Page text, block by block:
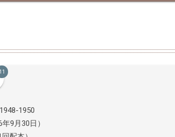
11
1950
年9月30日）